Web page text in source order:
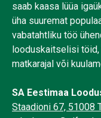
saab kaasa lüüa
üha suuremat
vabatahtliku töö
looduskaitselisi töid,
matkarajal või
SA Eestimaa
Staadioni 67, 51008